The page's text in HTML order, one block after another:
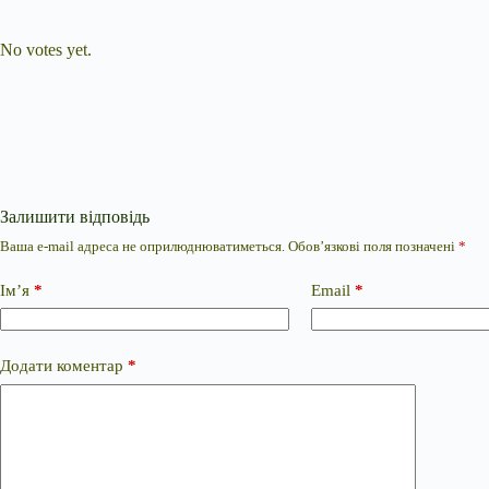
No votes yet.
Залишити відповідь
Ваша e-mail адреса не оприлюднюватиметься. Обов’язкові поля позначені *
Ім’я * Email *
Додати коментар *